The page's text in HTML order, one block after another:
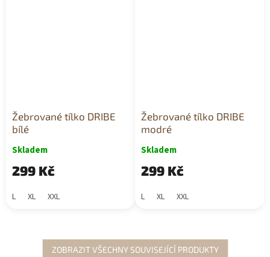
Žebrované tílko DRIBE
bílé
Skladem
299 Kč
L XL XXL
Žebrované tílko DRIBE
modré
Skladem
299 Kč
L XL XXL
ZOBRAZIT VŠECHNY SOUVISEJÍCÍ PRODUKTY